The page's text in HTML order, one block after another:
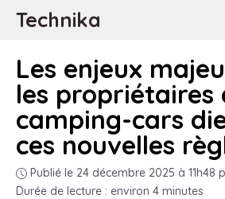
AllerTechnika
Les enjeux
les propriétaires
camping-cars
ces nouvelles
Publié le 24 décembre 2025 à 11h48
Durée de lecture : environ 4 minutes